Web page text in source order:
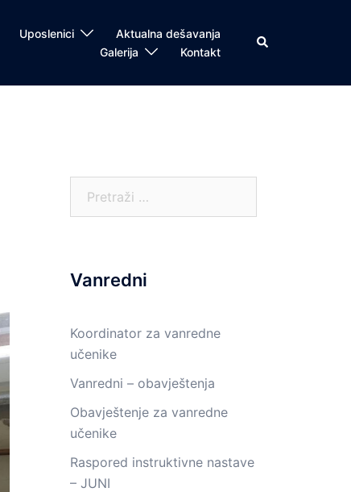
Uposlenici
Aktualna dešavanja
Galerija
Kontakt
Search
Vanredni
Koordinator za vanredne
učenike
Vanredni – obavještenja
Obavještenje za vanredne
učenike
Raspored instruktivne nastave
– JUNI